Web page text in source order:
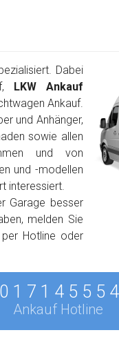
Dabei
LKW Ankauf
Ankauf.
und Anhänger,
sowie allen
und von
und -modellen
interessiert.
Garage besser
melden Sie
Hotline oder
0 1 7 1 4 5 5 5
Ankauf Hotline